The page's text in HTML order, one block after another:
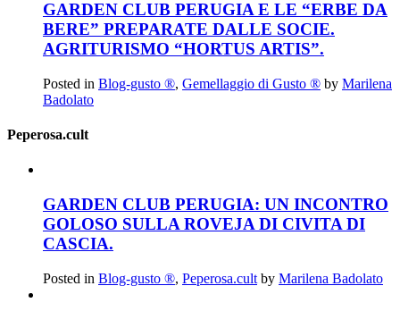
GARDEN CLUB PERUGIA E LE “ERBE DA
BERE” PREPARATE DALLE SOCIE.
AGRITURISMO “HORTUS ARTIS”.
Posted in Blog-gusto ®, Gemellaggio di Gusto ® by Marilena
Badolato
Peperosa.cult
GARDEN CLUB PERUGIA: UN INCONTRO
GOLOSO SULLA ROVEJA DI CIVITA DI
CASCIA.
Posted in Blog-gusto ®, Peperosa.cult by Marilena Badolato